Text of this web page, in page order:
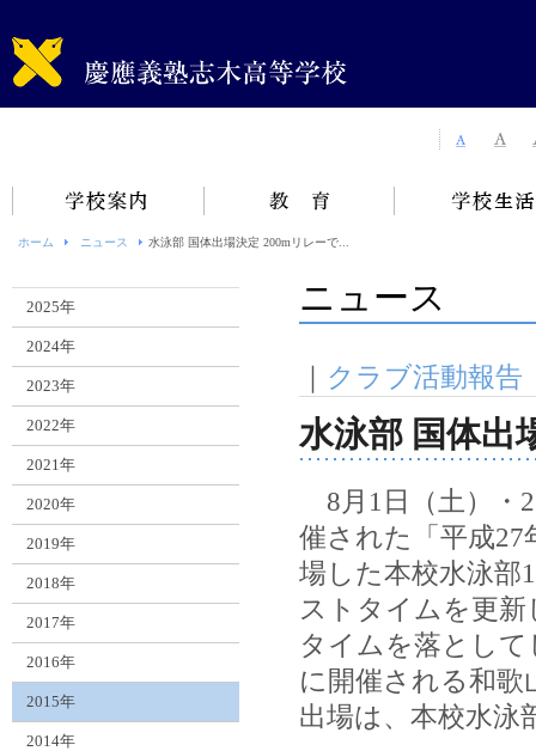
ホーム ニュース 水泳部 国体出場決定 200mリレーで...
ニュース
クラブ活動報告
水泳部 国体出
8月1日（土）・
催された「平成27
場した本校水泳部
ストタイムを更新
タイムを落とし
に開催される和歌
出場は、本校水
2025年
2024年
2023年
2022年
2021年
2020年
2019年
2018年
2017年
2016年
2015年
2014年